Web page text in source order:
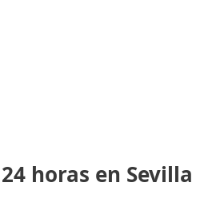
horas en Sevilla